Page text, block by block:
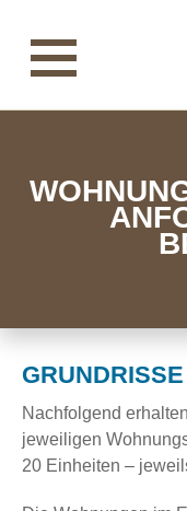
GRUNDRISSE
Nachfolgend
jeweiligen
20 Einheiten –